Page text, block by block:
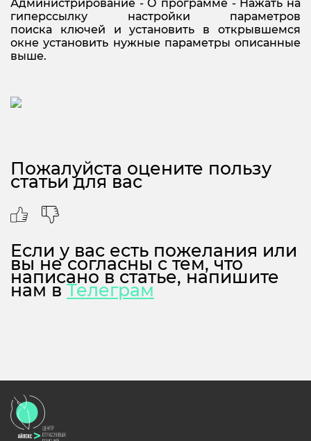
Администрирование - О программе - Нажать на
гиперссылку настройки параметров
поиска ключей и установить в открывшемся
окне установить нужные параметры описанные
выше.
Пожалуйста оцените пользу
статьи для вас
Если у вас есть пожелания или
вы не согласны с тем, что
написано в статье, напишите
нам вТелеграм